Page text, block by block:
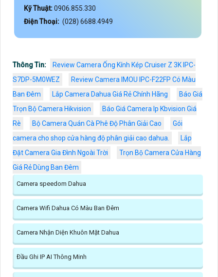
Kỹ Thuật:0906.855.330
Điện Thoại: (028) 6688.4949
Thông Tin:
Review Camera Ống Kính Kép Cruiser Z 3K IPC-
S7DP-5M0WEZ
Review Camera IMOU IPC-F22FP Có Màu
Ban Đêm
Lắp Camera Dahua Giá Rẻ Chính Hãng
Báo Giá
Trọn Bộ Camera Hikvision
Báo Giá Camera Ip Kbvision Giá
Rè
Bộ Camera Quán Cà Phê Độ Phân Giải Cao
Gói
camera cho shop cửa hàng độ phân giải cao dahua.
Lắp
Đặt Camera Gia Đình Ngoài Trời
Trọn Bộ Camera Cửa Hàng
Giá Rẻ Dùng Ban Đêm
Camera speedom Dahua
Camera Wifi Dahua Có Màu Ban Đêm
Camera Nhận Diện Khuôn Mặt Dahua
Đầu Ghi IP AI Thông Minh